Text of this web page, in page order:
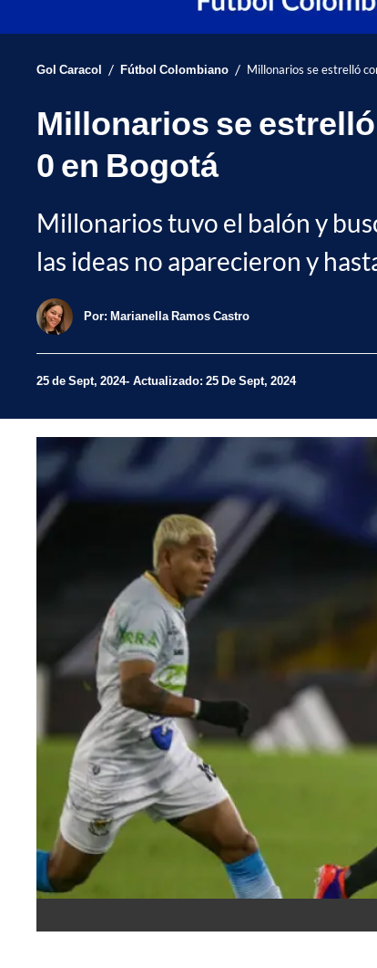
Gol Caracol / Fútbol Colombiano / Millonarios se estrelló
Millonarios se
0 en Bogotá
Millonarios tuvo el balón y
las ideas no aparecieron y
Por: Marianella Ramos Castro
25 de Sept, 2024 Actualizado: 25 De Sept, 2024